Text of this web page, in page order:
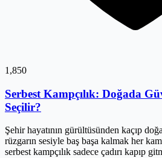
1,850
Serbest Kampçılık: Doğada
Seçilir?
Şehir hayatının gürültüsünden kaçıp
rüzgarın sesiyle baş başa kalmak her
serbest kampçılık sadece çadırı kapıp